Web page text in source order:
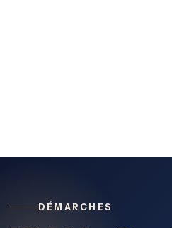
DÉMARCHES